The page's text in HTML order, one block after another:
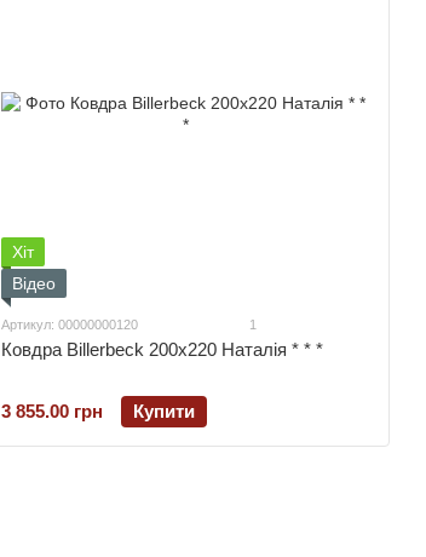
Хіт
Відео
Артикул: 00000000120 1
Ковдра Billerbeck 200х220 Наталія * * *
3 855.00 грн Купити